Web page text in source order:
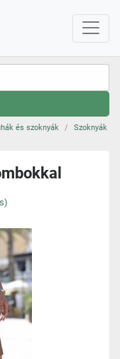
és szoknyák
Szoknyák